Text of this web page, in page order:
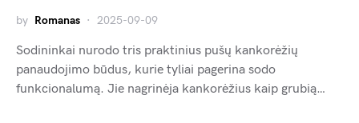
by Romanas 2025-09-09
Sodininkai nurodo tris praktinius pušų kankorėžių
panaudojimo būdus, kurie tyliai pagerina sodo
funkcionalumą. Jie nagrinėja kankorėžius kaip grubią…